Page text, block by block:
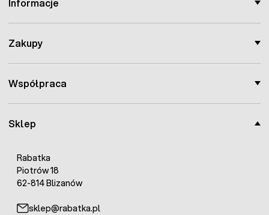
Sklep
Rabatka
Piotrów 18
62-814 Blizanów
sklep@rabatka.pl
Zakupy
Współpraca